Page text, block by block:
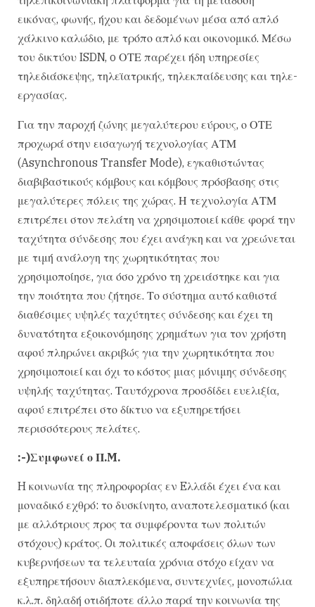
εικόνας, φωνής, ήχου και δεδομένων μέσα από απλό
χάλκινο καλώδιο, με τρόπο απλό και οικονομικό. Μέσω
του δικτύου ISDN, o ΟΤΕ παρέχει ήδη υπηρεσίες
τηλεδιάσκεψης, τηλεϊατρικής, τηλεκπαίδευσης και τηλε-
εργασίας.
Για την παροχή ζώνης μεγαλύτερου εύρους, ο ΟΤΕ
προχωρά στην εισαγωγή τεχνολογίας ΑΤΜ
(Asynchronous Transfer Mode), εγκαθιστώντας
διαβιβαστικούς κόμβους και κόμβους πρόσβασης στις
μεγαλύτερες πόλεις της χώρας. Η τεχνολογία ΑΤΜ
επιτρέπει στον πελάτη να χρησιμοποιεί κάθε φορά την
ταχύτητα σύνδεσης που έχει ανάγκη και να χρεώνεται
με τιμή ανάλογη της χωρητικότητας που
χρησιμοποίησε, για όσο χρόνο τη χρειάστηκε και για
την ποιότητα που ζήτησε. Το σύστημα αυτό καθιστά
διαθέσιμες υψηλές ταχύτητες σύνδεσης και έχει τη
δυνατότητα εξοικονόμησης χρημάτων για τον χρήστη
αφού πληρώνει ακριβώς για την χωρητικότητα που
χρησιμοποιεί και όχι το κόστος μιας μόνιμης σύνδεσης
υψηλής ταχύτητας. Ταυτόχρονα προσδίδει ευελιξία,
αφού επιτρέπει στο δίκτυο να εξυπηρετήσει
περισσότερους πελάτες.
:-)Συμφωνεί ο Π.M.
H κοινωνία της πληροφορίας εν Eλλάδι έχει ένα και
μοναδικό εχθρό: το δυσκίνητο, αναποτελεσματικό (και
με αλλότριους προς τα συμφέροντα των πολιτών
στόχους) κράτος. Oι πολιτικές αποφάσεις όλων των
κυβερνήσεων τα τελευταία χρόνια στόχο είχαν να
εξυπηρετήσουν διαπλεκόμενα, συντεχνίες, μονοπώλια
κ.λ.π. δηλαδή οτιδήποτε άλλο παρά την κοινωνία της